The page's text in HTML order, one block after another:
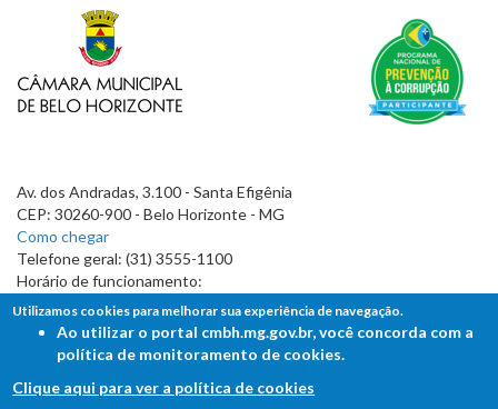
Av. dos Andradas, 3.100 - Santa Efigênia
CEP: 30260-900 - Belo Horizonte - MG
Como chegar
Telefone geral: (31) 3555-1100
Horário de funcionamento:
7h às 19h
Utilizamos cookies para melhorar sua experiência de navegação.
Ao utilizar o portal cmbh.mg.gov.br, você concorda com a
política de monitoramento de cookies.
Clique aqui para ver a política de cookies